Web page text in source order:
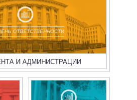
ОТВЕТСТВЕННОСТИ
И АДМИНИСТРАЦИИ